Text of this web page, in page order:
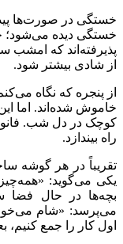
خستگی در صورت‌ها
خستگی دیده می‌شود؛
پذیرفته‌اند که امشب
از شادی بیشتر شود.
از پنجره که نگاه
خاموش شده‌اند. اما
کوچک در دل شب.
راه بیندازد.
تقریباً در هر گوشه
یکی می‌گوید:
بچه‌ها در حال فضا
می‌پرسد: «شام
اول کار را جمع کنیم،